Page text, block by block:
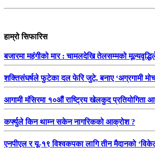
हाम्रो सिफारिस
बजारमा महंगीको मार : चामलदेखि तेलसम्मको
शक्तिसंघर्षले फुटेका दल फेरि जुटे, बनाए ‘अग्रगामी
आगामी मंसिरमा १०औं राष्ट्रिय खेलकुद प्रतियोगिता
कर्फ्युले किन थाम्न सकेन नागरिकको आक्रोश ?
एनपीएल र यू-१९ विश्वकपका लागि तीन मैदानको